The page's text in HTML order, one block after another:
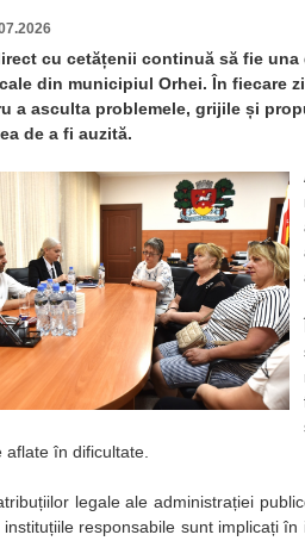
cu cetățenii continuă să fie
din municipiul Orhei. În fiecare
a asculta problemele, grijile și
de a fi auzită.
aflate în dificultate.
legale ale administrației
instituțiile responsabile sunt implicați